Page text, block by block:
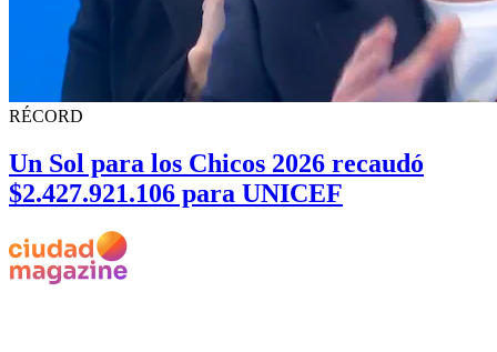
RÉCORD
Un Sol para los Chicos 2026 recaudó
$2.427.921.106 para UNICEF